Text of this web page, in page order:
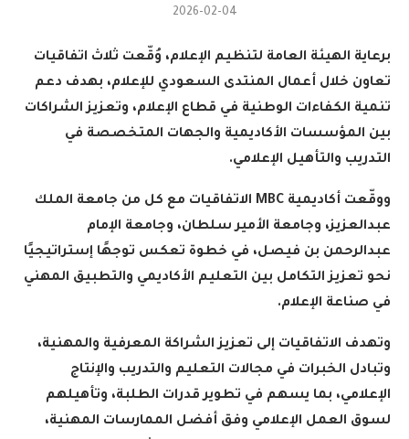
2026-02-04
برعاية الهيئة العامة لتنظيم الإعلام، وُقّعت ثلاث اتفاقيات
تعاون خلال أعمال المنتدى السعودي للإعلام، بهدف دعم
تنمية الكفاءات الوطنية في قطاع الإعلام، وتعزيز الشراكات
بين المؤسسات الأكاديمية والجهات المتخصصة في
التدريب والتأهيل الإعلامي.
ووقّعت أكاديمية
الاتفاقيات مع كل من جامعة الملك
عبدالعزيز، وجامعة الأمير سلطان، وجامعة الإمام
عبدالرحمن بن فيصل، في خطوة تعكس توجهًا إستراتيجيًا
نحو تعزيز التكامل بين التعليم الأكاديمي والتطبيق المهني
في صناعة الإعلام.
وتهدف الاتفاقيات إلى تعزيز الشراكة المعرفية والمهنية،
وتبادل الخبرات في مجالات التعليم والتدريب والإنتاج
الإعلامي، بما يسهم في تطوير قدرات الطلبة، وتأهيلهم
لسوق العمل الإعلامي وفق أفضل الممارسات المهنية،